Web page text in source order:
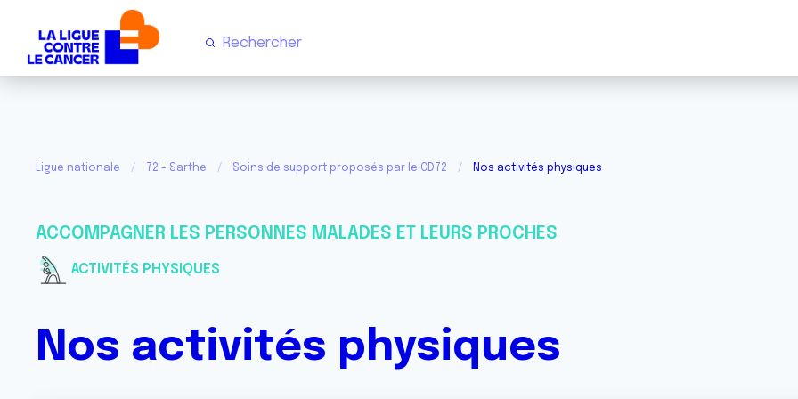
Ligue nationale 72 - Sarthe Soins de support proposés par le CD72 Nos activités physiques
ACCOMPAGNER LES PERSONNES MALADES ET LEURS PROCHES
ACTIVITÉS PHYSIQUES
Nos activités physiques